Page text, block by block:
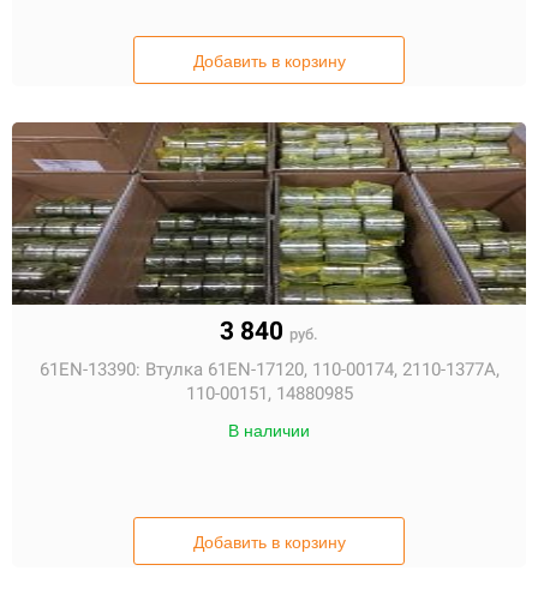
Добавить в корзину
3 840 руб.
61EN-13390: Втулка 61EN-17120, 110-00174, 2110-1377A,
110-00151, 14880985
В наличии
Добавить в корзину